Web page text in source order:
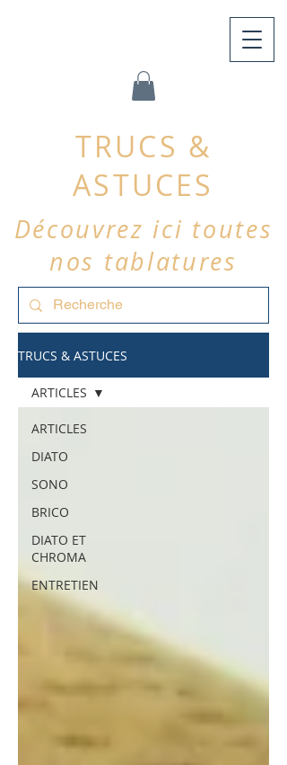
TRUCS &
ASTUCES
Découvrez ici toutes
nos tablatures
TRUCS & ASTUCES
ARTICLES
DIATO
SONO
BRICO
DIATO ET
CHROMA
ENTRETIEN
ARTICLES